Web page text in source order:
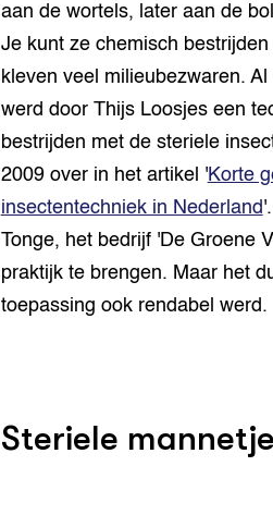
aan de wortels, later aan de
Je kunt ze chemisch
kleven veel milieubezwaren.
werd door Thijs Loosjes een
bestrijden met de steriele
2009 over in het artikel 'Korte
insectentechniek in Nederland
Tonge, het bedrijf 'De Groene
praktijk te brengen. Maar het
toepassing ook rendabel werd.
Steriele